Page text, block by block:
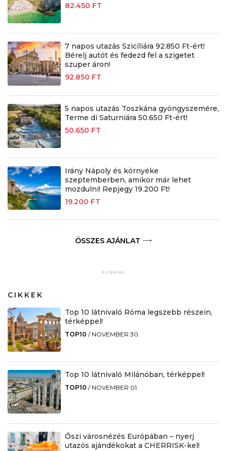
82.450 FT
7 napos utazás Szicíliára 92.850 Ft-ért!
Bérelj autót és fedezd fel a szigetet
szuper áron!
92.850 FT
5 napos utazás Toszkána gyöngyszemére,
Terme di Saturniára 50.650 Ft-ért!
50.650 FT
Irány Nápoly és környéke
szeptemberben, amikor már lehet
mozdulni! Repjegy 19.200 Ft!
19.200 FT
ÖSSZES AJÁNLAT
CIKKEK
Top 10 látnivaló Róma legszebb részein,
térképpel!
TOP10 / NOVEMBER 30.
Top 10 látnivaló Milánóban, térképpel!
TOP10 / NOVEMBER 01.
Őszi városnézés Európában – nyerj
utazós ajándékokat a CHERRISK-kel!